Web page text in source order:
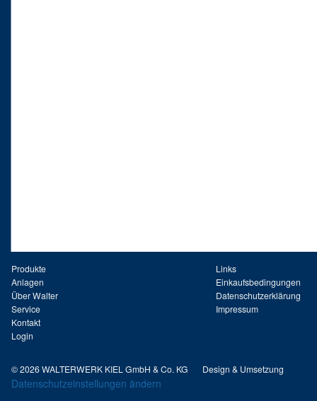
Produkte
Anlagen
Über Walter
Service
Kontakt
Login
Links
Einkaufsbedingungen
Datenschutzerklärung
Impressum
© 2026 WALTERWERK KIEL GmbH & Co. KG Design & Umsetzung
Datenschutzeinstellungen ändern